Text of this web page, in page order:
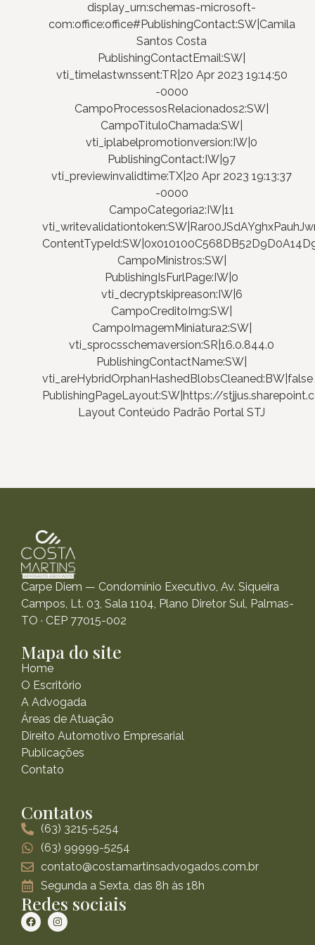
display_urn:schemas-microsoft-
com:office:office#PublishingContact:SW|Camila
Santos Costa
PublishingContactEmail:SW|
vti_timelastwnssent:TR|20 Apr 2023 19:14:50
-0000
CampoProcessosRelacionados2:SW|
CampoTituloChamada:SW|
vti_iplabelpromotionversion:IW|0
PublishingContact:IW|97
vti_previewinvalidtime:TX|20 Apr 2023 19:13:37
-0000
CampoCategoria2:IW|11
CampoMinistros:SW|
PublishingIsFurlPage:IW|0
vti_decryptskipreason:IW|6
CampoCreditoImg:SW|
CampoImagemMiniatura2:SW|
vti_sprocsschemaversion:SR|16.0.844.0
PublishingContactName:SW|
vti_areHybridOrphanHashedBlobsCleaned:BW|false
PublishingPageLayout:SW|https://
Layout Conteúdo Padrão Portal STJ
Carpe Diem — Condomínio Executivo, Av. Siqueira
Campos, Lt. 03, Sala 1104, Plano Diretor Sul, Palmas-
TO · CEP 77015-002
Mapa do site
Home
O Escritório
A Advogada
Áreas de Atuação
Direito Automotivo Empresarial
Publicações
Contato
Contatos
(63) 3215-5254
(63) 99999-5254
contato@costamartinsadvogados.com.br
Segunda a Sexta, das 8h às 18h
Redes sociais